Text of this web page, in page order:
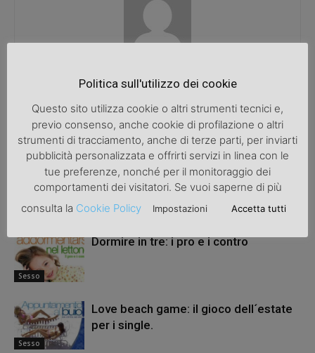
ARTICOLI CORRELATI ALTRO DALL'AUTORE
Sesso
Sesso
Sesso
Dormire in tre: i pro e i contro
Sesso
Love beach game: il gioco dell´estate
per i single.
Politica sull'utilizzo dei cookie
Questo sito utilizza cookie o altri strumenti tecnici e,
previo consenso, anche cookie di profilazione o altri
strumenti di tracciamento, anche di terze parti, per inviarti
pubblicità personalizzata e offrirti servizi in linea con le
tue preferenze, nonché per il monitoraggio dei
comportamenti dei visitatori. Se vuoi saperne di più
consulta la Cookie Policy Impostazioni Accetta tutti